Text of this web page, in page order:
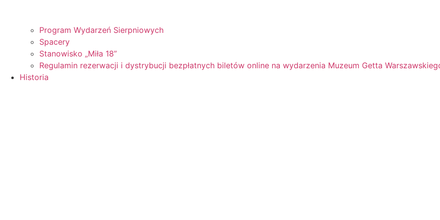
Program Wydarzeń Sierpniowych
Spacery
Stanowisko „Miła 18”
Regulamin rezerwacji i dystrybucji bezpłatnych biletów online na wydarzenia Muzeum Getta
Historia